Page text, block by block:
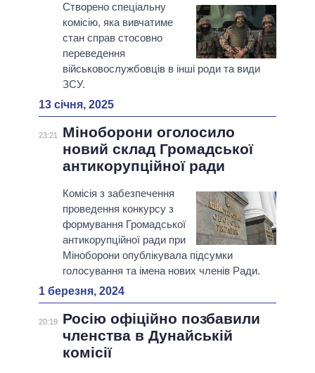
Створено спеціальну
комісію, яка вивчатиме
стан справ стосовно
переведення
військовослужбовців в інші роди та види
ЗСУ.
13 січня, 2025
23:21
Міноборони оголосило
новий склад Громадської
антикорупційної ради
Комісія з забезпечення
проведення конкурсу з
формування Громадської
антикорупційної ради при
Міноборони опублікувала підсумки
голосування та імена нових членів Ради.
1 березня, 2024
20:19
Росію офіційно позбавили
членства в Дунайській
комісії